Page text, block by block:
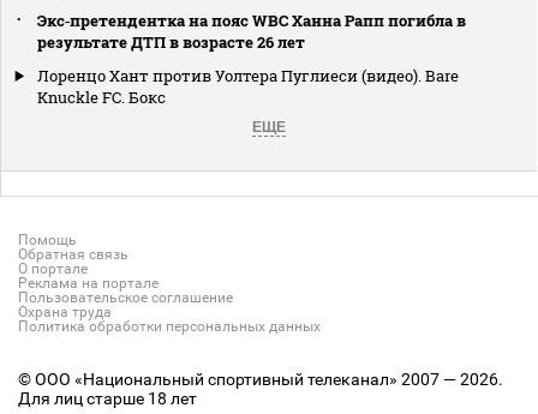
Экс‑претендентка на пояс WBC Ханна Рапп погибла в
результате ДТП в возрасте 26 лет
Лоренцо Хант против Уолтера Пуглиеси (видео). Bare
Knuckle FC. Бокс
ЕЩЕ
Помощь
Обратная связь
О портале
Реклама на портале
Пользовательское соглашение
Охрана труда
Политика обработки персональных данных
© ООО «Национальный спортивный телеканал» 2007 — 2026.
Для лиц старше 18 лет